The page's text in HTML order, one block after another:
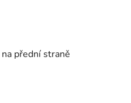
přední straně